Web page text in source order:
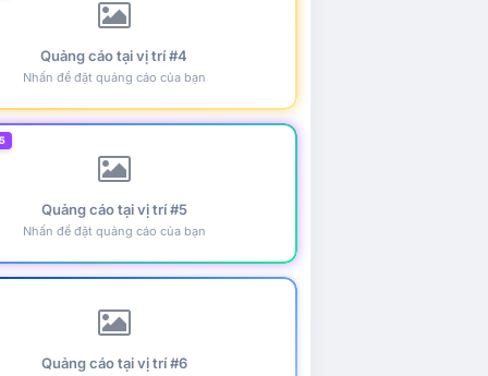
Quảng cáo tại vị trí #4
Nhấn để đặt quảng cáo của bạn
Quảng cáo tại vị trí #5
Nhấn để đặt quảng cáo của bạn
Quảng cáo tại vị trí #6